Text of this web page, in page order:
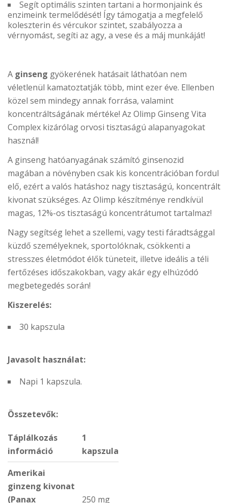
Segít optimális szinten tartani a hormonjaink és
enzimeink termelődését! Így támogatja a megfelelő
koleszterin és vércukor szintet, szabályozza a
vérnyomást, segíti az agy, a vese és a máj munkáját!
A ginseng gyökerének hatásait láthatóan nem
véletlenül kamatoztatják több, mint ezer éve. Ellenben
közel sem mindegy annak forrása, valamint
koncentráltságának mértéke! Az Olimp Ginseng Vita
Complex kizárólag orvosi tisztaságú alapanyagokat
használ!
A ginseng hatóanyagának számító ginsenozid
magában a növényben csak kis koncentrációban fordul
elő, ezért a valós hatáshoz nagy tisztaságú, koncentrált
kivonat szükséges. Az Olimp készítménye rendkívül
magas, 12%-os tisztaságú koncentrátumot tartalmaz!
Nagy segítség lehet a szellemi, vagy testi fáradtsággal
küzdő személyeknek, sportolóknak, csökkenti a
stresszes életmódot élők tüneteit, illetve ideális a téli
fertőzéses időszakokban, vagy akár egy elhúzódó
megbetegedés során!
Kiszerelés:
30 kapszula
Javasolt használat:
Napi 1 kapszula.
Összetevők:
Táplálkozás
információ
1
kapszula
Amerikai
ginzeng kivonat
(Panax
250 mg